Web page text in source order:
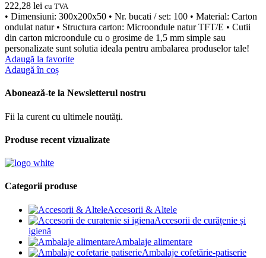
222,28 lei cu TVA
• Dimensiuni: 300x200x50 • Nr. bucati / set: 100 • Material: Carton
ondulat natur • Structura carton: Microondule natur TFT/E • Cutii
din carton microondule cu o grosime de 1,5 mm simple sau
personalizate sunt solutia ideala pentru ambalarea produselor tale!
Adaugă la favorite
Adaugă în coș
Abonează-te la Newsletterul nostru
Fii la curent cu ultimele noutăți.
Produse recent vizualizate
Categorii produse
Accesorii & Altele
Accesorii de curățenie și
igienă
Ambalaje alimentare
Ambalaje cofetărie-patiserie